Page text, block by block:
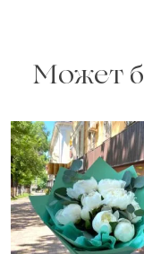
Может